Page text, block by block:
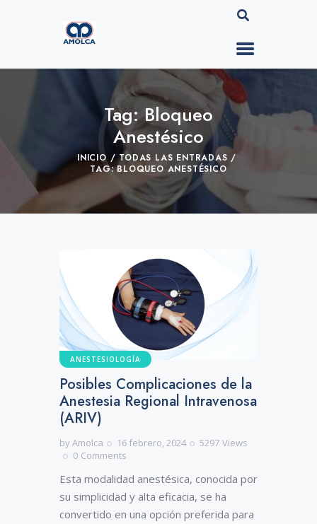
Tag: Bloqueo
Anestésico
INICIO
TODAS LAS ENTRADAS
TAG: BLOQUEO ANESTÉSICO
ANESTESIOLOGÍA
Posibles Complicaciones de la
Anestesia Regional Intravenosa
(ARIV)
byAmolca 16 febrero, 2024 5297 Views
0 Comments
Esta modalidad anestésica, conocida por
su simplicidad y alta eficacia, se ha
convertido en una opción preferida para